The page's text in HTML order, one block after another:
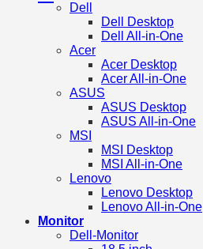
Dell
Dell Desktop
Dell All-in-One
Acer
Acer Desktop
Acer All-in-One
ASUS
ASUS Desktop
ASUS All-in-One
MSI
MSI Desktop
MSI All-in-One
Lenovo
Lenovo Desktop
Lenovo All-in-One
Monitor
Dell-Monitor